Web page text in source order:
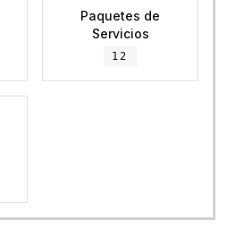
Paquetes de
Servicios
12